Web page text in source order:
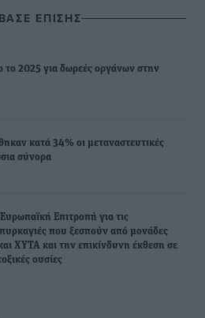
ΕΠΙΣΗΣ
το 2025 για δωρεές οργάνων στην
κατά 34% οι μεταναστευτικές
σύνορα
Επιτροπή για τις
που ξεσπούν από μονάδες
ΧΥΤΑ και την επικίνδυνη έκθεση σε
ουσίες